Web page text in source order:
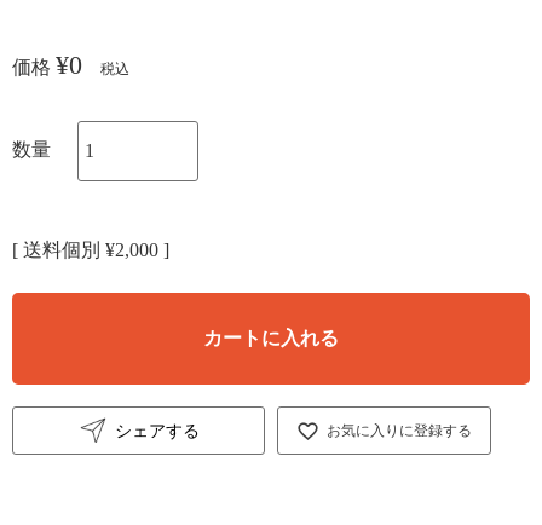
価格 ¥0 税込
送料個別 ¥2,000
お気に入りに登録する
カートに入れる
シェアする